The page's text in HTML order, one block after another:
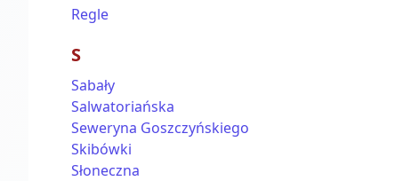
Regle
S
Sabały
Salwatoriańska
Seweryna Goszczyńskiego
Skibówki
Słoneczna